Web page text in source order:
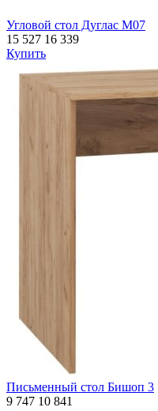
Угловой стол Дуглас М07
15 527 16 339
Купить
Письменный стол Бишоп 3
9 747 10 841